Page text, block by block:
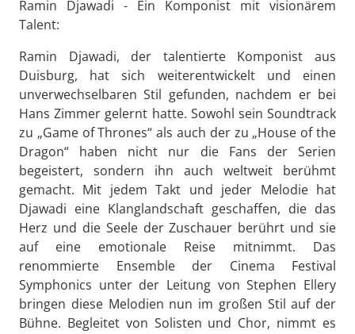
Ramin Djawadi - Ein Komponist mit visionärem
Talent:
Ramin Djawadi, der talentierte Komponist aus
Duisburg, hat sich weiterentwickelt und einen
unverwechselbaren Stil gefunden, nachdem er bei
Hans Zimmer gelernt hatte. Sowohl sein Soundtrack
zu „Game of Thrones“ als auch der zu „House of the
Dragon“ haben nicht nur die Fans der Serien
begeistert, sondern ihn auch weltweit berühmt
gemacht. Mit jedem Takt und jeder Melodie hat
Djawadi eine Klanglandschaft geschaffen, die das
Herz und die Seele der Zuschauer berührt und sie
auf eine emotionale Reise mitnimmt. Das
renommierte Ensemble der Cinema Festival
Symphonics unter der Leitung von Stephen Ellery
bringen diese Melodien nun im großen Stil auf der
Bühne. Begleitet von Solisten und Chor, nimmt es